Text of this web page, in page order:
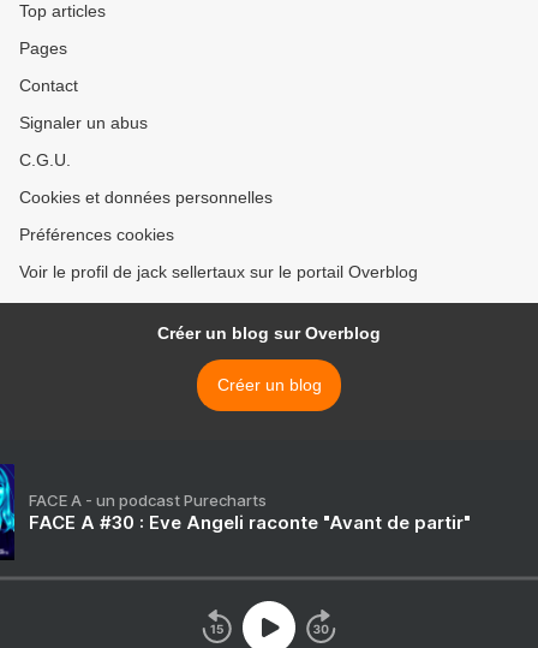
Top articles
Pages
Contact
Signaler un abus
C.G.U.
Cookies et données personnelles
Préférences cookies
Voir le profil de jack sellertaux sur le portail Overblog
Créer un blog sur Overblog
Créer un blog
FACE A - un podcast Purecharts
FACE A #30 : Eve Angeli raconte "Avant de partir"